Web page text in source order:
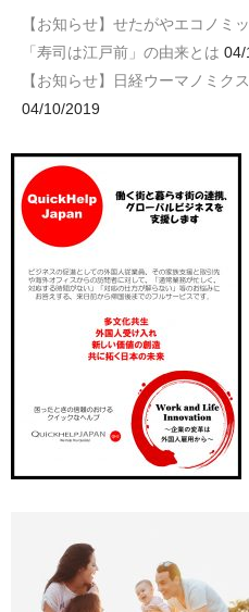
【お知らせ】せたがやエコノミ
「寿司は江戸前」の由来とは 04/
【お知らせ】日経ウーマノミク
04/10/2019